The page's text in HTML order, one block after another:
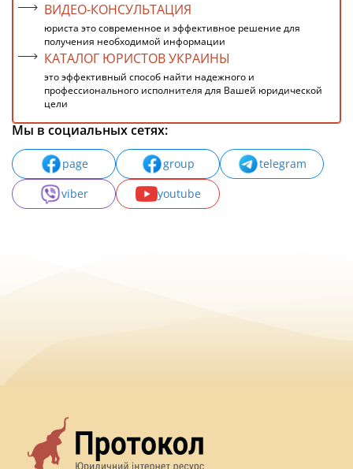
ВИДЕО-КОНСУЛЬТАЦИЯ
юриста это современное и эффективное решение для
получения необходимой информации
КАТАЛОГ ЮРИСТОВ УКРАИНЫ
это эффективный способ найти надежного и
профессионального исполнителя для Вашей юридической
цели
Мы в социальных сетях:
page group
telegram
viber
youtube